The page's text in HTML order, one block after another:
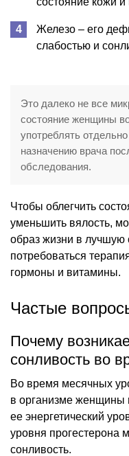
Железо – его
слабостью и
Это далеко не все
состояние женщины
употреблять
назначению врача
обследования.
Чтобы облегчить
уменьшить вялость,
образ жизни в лучшую
потребоваться
гормоны и витамины.
Частые
Почему
сонливость во
Во время месячных
в организме женщины
ее энергетический
уровня прогестерона
сонливость.